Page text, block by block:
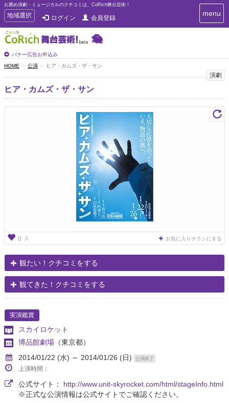
お薦め演劇・ミュージカルのクチコミは、CoRich舞台芸術！
T
o
g
g
e
n
a
v
i
地域選択 ログイン 会員登録
バナー広告お申込み
T
o
i
menu
HOME 公演 ヒア・カムズ・ザ・サン
演劇
ヒア・カムズ・ザ・サン
0 人 お気に入りチラシにする
観たい！クチコミをする
観てきた！クチコミをする
実演鑑賞
スカイロケット
博品館劇場 （東京都）
2014/01/22 (水) ～ 2014/01/26 (日)
公演終了
上演時間：
公式サイト： http://www.unit-skyrocket.com/html/stageInfo.html
※正式な公演情報は公式サイトでご確認ください。